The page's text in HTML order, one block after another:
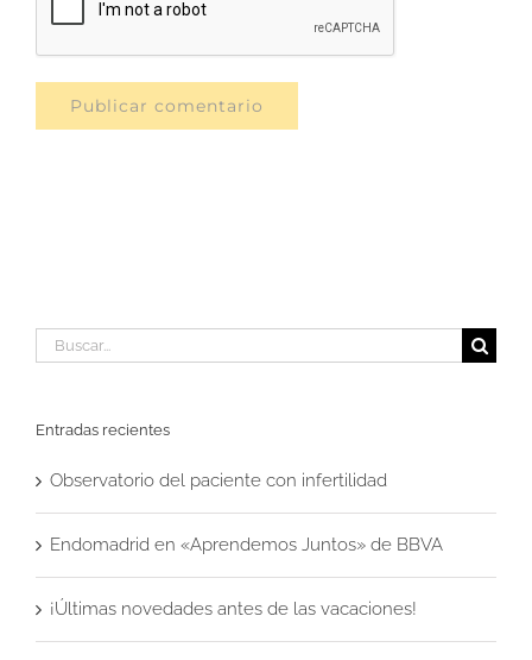
Buscar:
Entradas recientes
Observatorio del paciente con infertilidad
Endomadrid en «Aprendemos Juntos» de BBVA
¡Últimas novedades antes de las vacaciones!